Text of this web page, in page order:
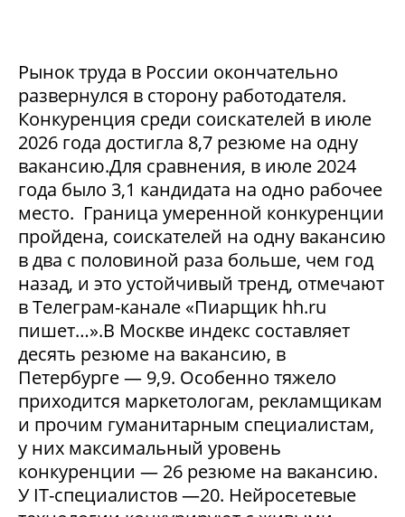
Рынок труда в России окончательно
развернулся в сторону работодателя.
Конкуренция среди соискателей в июле
2026 года достигла 8,7 резюме на одну
вакансию.Для сравнения, в июле 2024
года было 3,1 кандидата на одно рабочее
место. Граница умеренной конкуренции
пройдена, соискателей на одну вакансию
в два с половиной раза больше, чем год
назад, и это устойчивый тренд, отмечают
в Телеграм-канале «Пиарщик hh.ru
пишет…».В Москве индекс составляет
десять резюме на вакансию, в
Петербурге — 9,9. Особенно тяжело
приходится маркетологам, рекламщикам
и прочим гуманитарным специалистам,
у них максимальный уровень
конкуренции — 26 резюме на вакансию.
У IT-специалистов —20. Нейросетевые